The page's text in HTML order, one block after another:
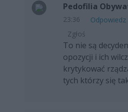
Pedofilia
23:36
Odpowiedz
Zgłoś
To nie są
opozycji i ich
krytykować
tych którzy się